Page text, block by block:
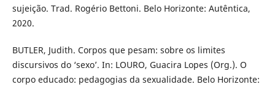
sujeição. Trad. Rogério Bettoni. Belo Horizonte: Autêntica,
2020.
BUTLER, Judith. Corpos que pesam: sobre os limites
discursivos do ‘sexo’. In: LOURO, Guacira Lopes (Org.). O
corpo educado: pedagogias da sexualidade. Belo Horizonte: